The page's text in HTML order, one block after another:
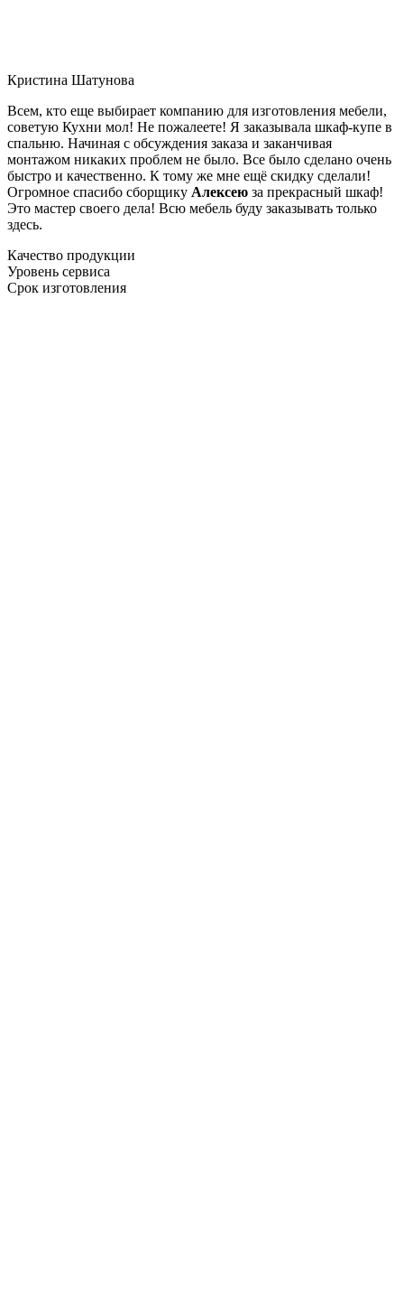
Кристина Шатунова
Всем, кто еще выбирает компанию для изготовления мебели,
советую Кухни мол! Не пожалеете! Я заказывала шкаф-купе в
спальню. Начиная с обсуждения заказа и заканчивая
монтажом никаких проблем не было. Все было сделано очень
быстро и качественно. К тому же мне ещё скидку сделали!
Огромное спасибо сборщику Алексею за прекрасный шкаф!
Это мастер своего дела! Всю мебель буду заказывать только
здесь.
Качество продукции
Уровень сервиса
Срок изготовления